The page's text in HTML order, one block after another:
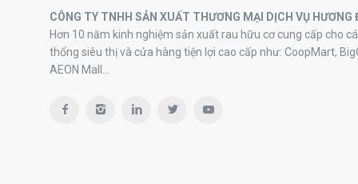
CÔNG TY TNHH SẢN XUẤT THƯƠNG MẠI DỊCH VỤ HƯƠNG
Hơn 10 năm kinh nghiệm sản xuất rau hữu cơ cung cấp cho
thống siêu thị và cửa hàng tiện lợi cao cấp như: CoopMart,
AEON Mall…